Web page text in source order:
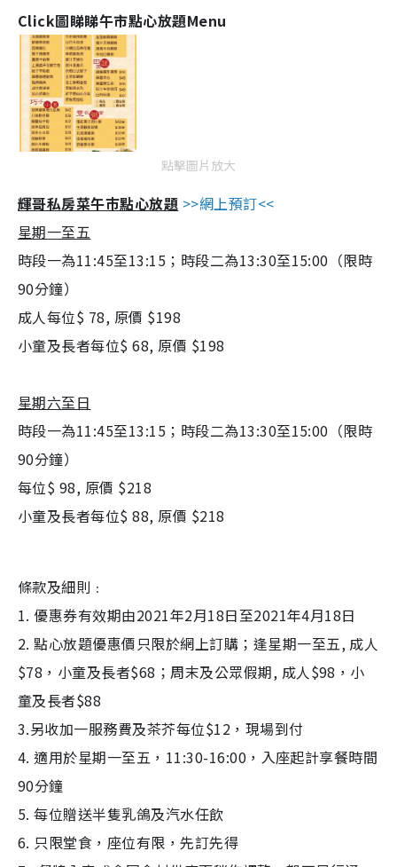
Click圖睇睇午市點心放題Menu
點擊圖片放大
輝哥私房菜午巿點心放題 >>網上預訂<<
星期一至五
時段一為11:45至13:15 ； 時段二為13:30至15:00 （限時
90分鐘）
成人每位$ 78, 原價 $198
小童及長者每位$68, 原價 $198
星期六至日
時段一為11:45至13:15 ； 時段二為13:30至15:00（限時
90分鐘）
每位$ 98, 原價 $218
小童及長者每位$88, 原價 $218
條款及細則﹕
1. 優惠券有效期由2021年2月18日至2021年4月18日
2. 點心放題優惠價只限於網上訂購；逢星期一至五, 成人
$78，小童及長者$68；周末及公眾假期, 成人$98，小
童及長者$88
3.另收加一服務費及茶芥每位$12，現場到付
4. 適用於星期一至五，11:30-16:00，入座起計享餐時間
90分鐘
5. 每位贈送半隻乳鴿及汽水任飲
6. 只限堂食，座位有限，先訂先得